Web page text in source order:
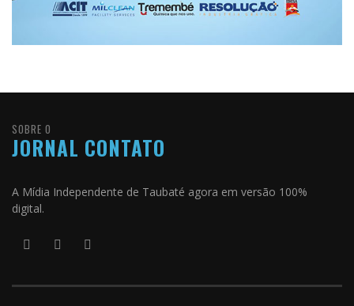
SOBRE O
JORNAL CONTATO
A Mídia Independente de Taubaté agora em versão 100%
digital.